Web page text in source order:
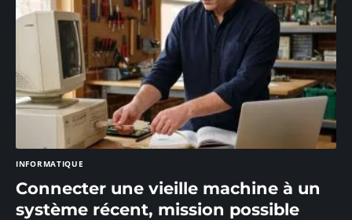
INFORMATIQUE
Connecter une vieille machine à un
système récent, mission possible